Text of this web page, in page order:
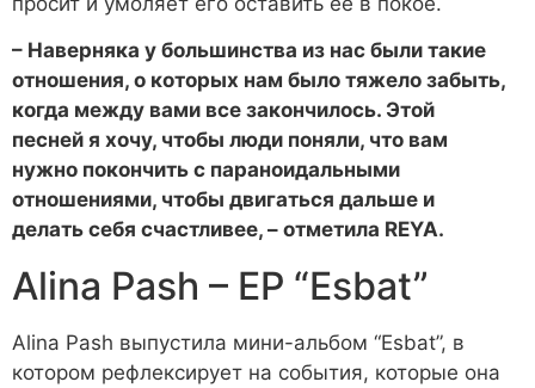
– Наверняка у большинства из нас были такие
отношения, о которых нам было тяжело забыть,
когда между вами все закончилось. Этой
песней я хочу, чтобы люди поняли, что вам
нужно покончить с параноидальными
отношениями, чтобы двигаться дальше и
делать себя счастливее, – отметила REYA.
Alina Pash – EP “Esbat”
Alina Pash выпустила мини-альбом “Esbat”, в
котором рефлексирует на события, которые она